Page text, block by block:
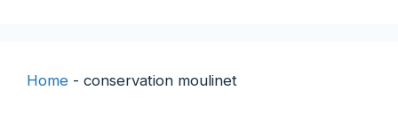
Home - conservation moulinet